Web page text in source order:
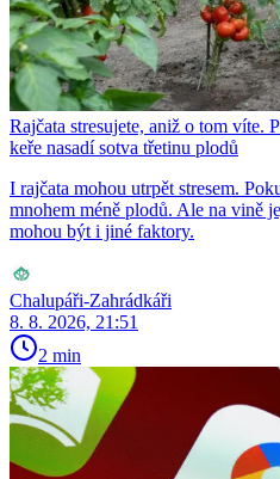
Rajčata stresujete, aniž o tom víte.
keře nasadí sotva třetinu plodů
I rajčata mohou utrpět stresem.
mnohem méně plodů. Ale na vině
mohou být i jiné faktory.
Chalupáři-Zahrádkáři
8. 8. 2026, 21:51
2 min